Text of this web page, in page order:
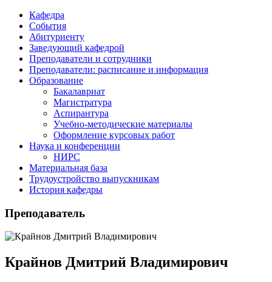
Кафедра
События
Абитуриенту
Заведующий кафедрой
Преподаватели и сотрудники
Преподаватели: расписание и информация
Образование
Бакалавриат
Магистратура
Аспирантура
Учебно-методические материалы
Оформление курсовых работ
Наука и конференции
НИРС
Материальная база
Трудоустройство выпускникам
История кафедры
Преподаватель
Крайнов Дмитрий Владимирович